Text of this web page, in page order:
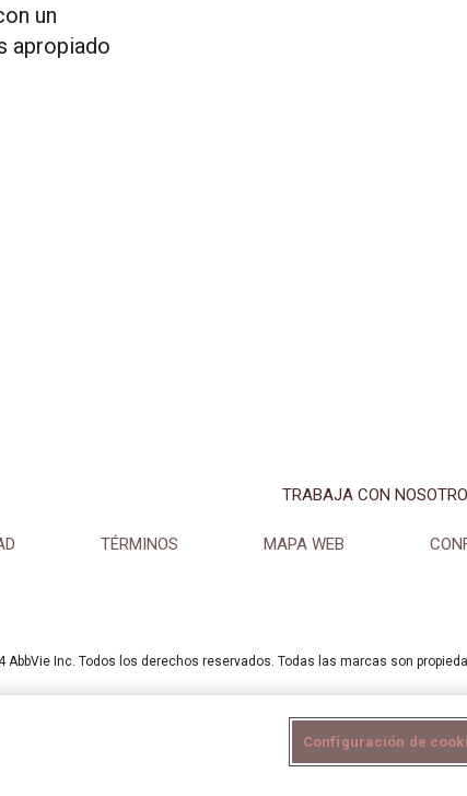
un
apropiado
TRABAJA CON
TÉRMINOS MAPA WEB
AbbVie Inc. Todos los derechos reservados. Todas las marcas son
Configuración de